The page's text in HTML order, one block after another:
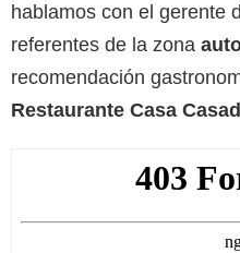
hablamos con el gerente
referentes de la zona
recomendación
Restaurante Casa